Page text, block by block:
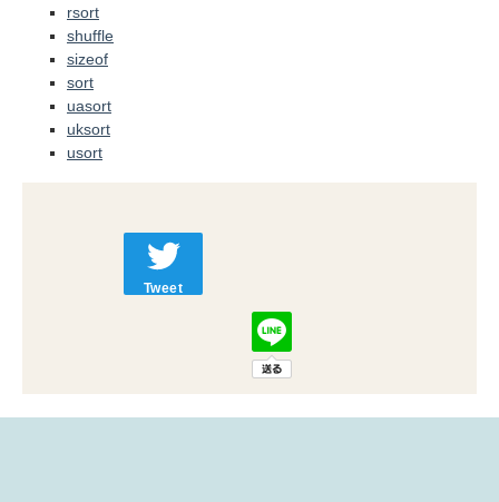
rsort
shuffle
sizeof
sort
uasort
uksort
usort
Tweet